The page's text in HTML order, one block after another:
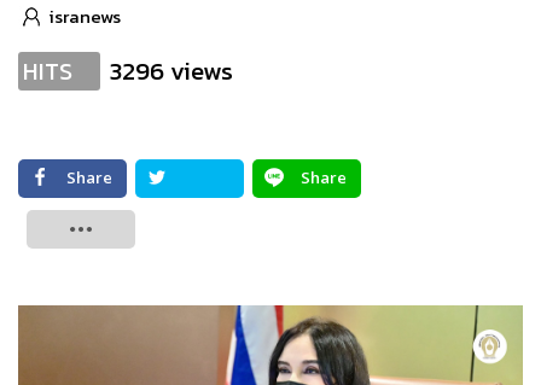
isranews
HITS 3296 views
Share
Share